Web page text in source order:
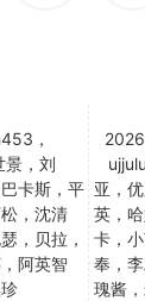
，
，刘
卡斯，平
，沈清
，贝拉，
阿英智
亚，
英，
卡，
奉，
瑰酱